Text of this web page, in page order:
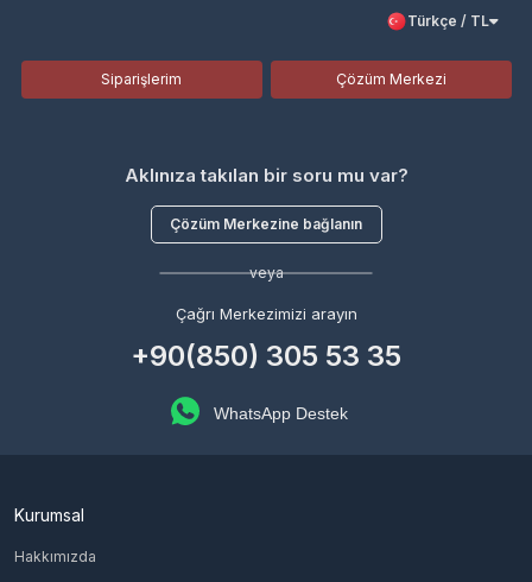
Türkçe / TL
Siparişlerim Çözüm Merkezi
Aklınıza takılan bir soru mu var?
Çözüm Merkezine bağlanın
veya
Çağrı Merkezimizi arayın
+90(850) 305 53 35
WhatsApp Destek
Kurumsal
Hakkımızda